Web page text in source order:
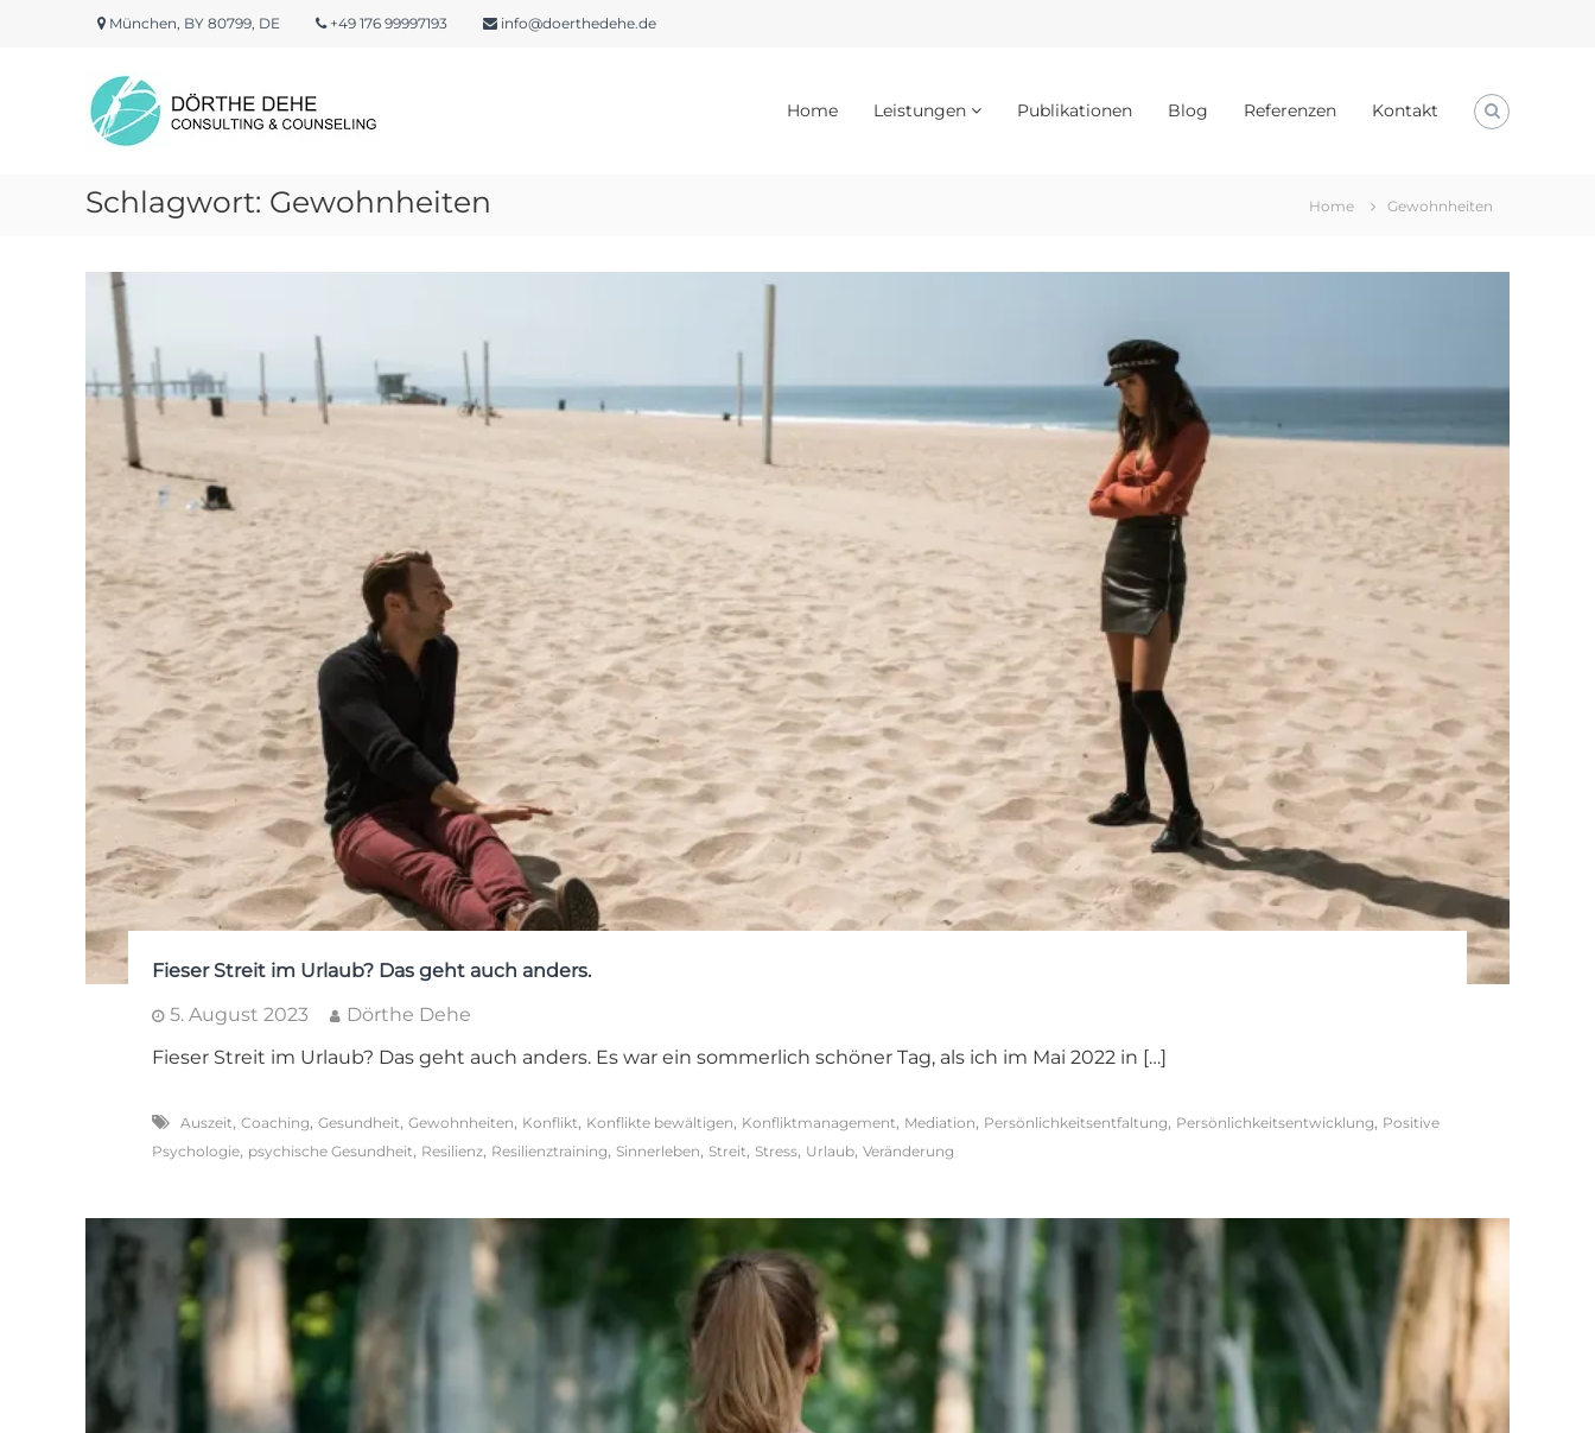
München, BY 80799, DE +49 176 99997193 info@doerthedehe.de
Dörthe
Dehe
Consulting
Counseling
Home Leistungen Publikationen Blog Referenzen Kontakt
Schlagwort: Gewohnheiten Home Gewohnheiten
Fieser Streit im Urlaub? Das geht auch anders.
5. August 2023
Dörthe Dehe
Fieser Streit im Urlaub? Das geht auch anders. Es war ein sommerlich schöner Tag, als ich im Mai 2022 in […]
Auszeit, Coaching, Gesundheit, Gewohnheiten, Konflikt, Konflikte bewältigen, Konfliktmanagement, Mediation, Persönlichkeitsentfaltung, Persönlichkeitsentwicklung, Positive
Psychologie, psychische Gesundheit, Resilienz, Resilienztraining, Sinnerleben, Streit, Stress, Urlaub, Veränderung